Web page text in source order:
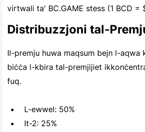
virtwali ta' BC.GAME stess (1 BCD =
Distribuzzjoni tal-
Il-premju huwa maqsum bejn l-aqwa
biċċa l-kbira tal-premjijiet
fuq.
L-ewwel: 50%
It-2: 25%